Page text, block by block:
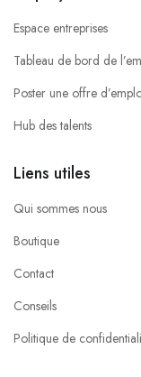
Espace entreprises
Tableau de bord de
Poster une offre
Hub des talents
Liens utiles
Qui sommes nous
Boutique
Contact
Conseils
Politique de